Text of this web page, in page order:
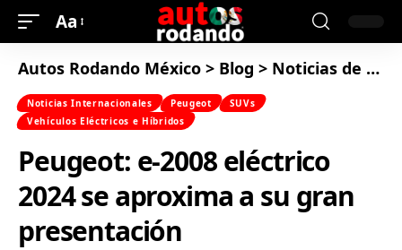
Aa
Autos Rodando México > Blog > Noticias de Autos
Noticias Internacionales Peugeot
SUVs
Vehículos Eléctricos e Híbridos
Peugeot: e-2008 eléctrico
2024 se aproxima a su gran
presentación